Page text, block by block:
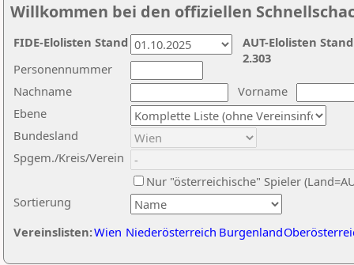
Willkommen bei den offiziellen
Nachname
Vorname
Ebene
Sortierung
Personennummer
Bundesland
Spgem./Kreis/Verein
Nur "österreichische" Spieler
Vereinslisten:Wien Niederösterreich Burgenland
AUT-Elolisten
2.303
FIDE-Elolisten Stand